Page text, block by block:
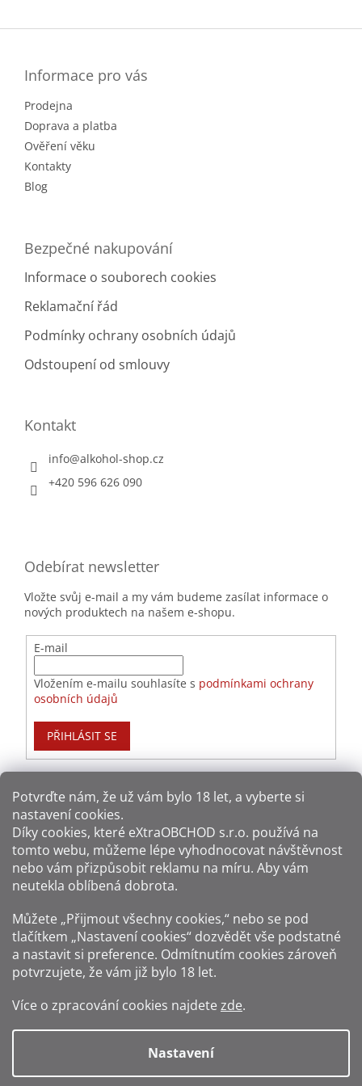
Potvrďte nám​​, že už vám bylo 18 let, a vyberte si
nastavení cookies.
Díky cookies, které eXtraOBCHOD s.r.o. používá na
tomto webu, můžeme lépe vyhodnocovat návštěvnost
nebo vám přizpůsobit reklamu na míru. Aby vám
neutekla oblíbená dobrota.
Můžete „Přijmout všechny cookies,“ nebo se pod
tlačítkem „Nastavení cookies“ dozvědět vše podstatné
a nastavit si preference. Odmítnutím cookies zároveň
potvrzujete, že vám již bylo 18 let.
Více o zpracování cookies najdete zde.
Nastavení
Informace pro vás
Prodejna
Doprava a platba
Ověření věku
Kontakty
Blog
Bezpečné nakupování
Informace o souborech cookies
Reklamační řád
Podmínky ochrany osobních údajů
Odstoupení od smlouvy
Kontakt
info@alkohol-shop.cz
+420 596 626 090
Odebírat newsletter
Vložte svůj e-mail a my vám budeme zasílat informace o
nových produktech na našem e-shopu.
E-mail
Vložením e-mailu souhlasíte s podmínkami ochrany
osobních údajů
PŘIHLÁSIT SE
Způsoby dopravy:
Zákaz prodeje alkoholu osobám mladším 18 let.